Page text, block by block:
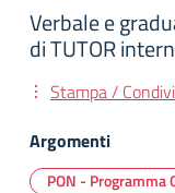
Verbale e
di TUTOR
Stampa /
Argomenti
PON - Programma